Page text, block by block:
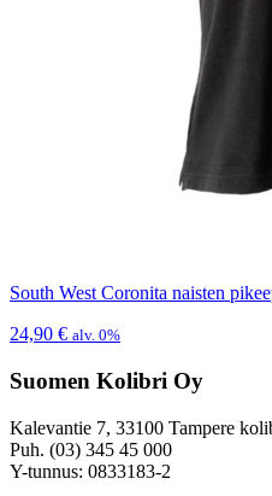
South West Coronita naisten
24,90 € alv. 0%
Suomen Kolibri Oy
Kalevantie 7, 33100 Tampere
Puh. (03) 345 45 000
Y-tunnus: 0833183-2